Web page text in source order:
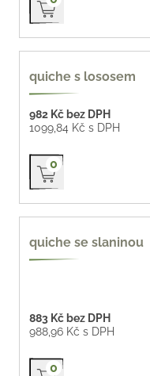
quiche s lososem
982 Kč bez DPH
1099,84 Kč s DPH
Přidat do košíku
0
quiche se slaninou
883 Kč bez DPH
988,96 Kč s DPH
Přidat do košíku
0